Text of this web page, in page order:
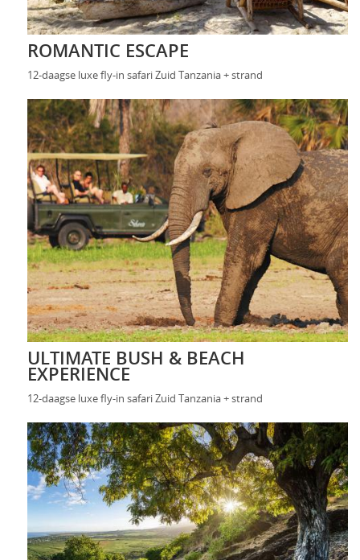
ROMANTIC ESCAPE
12-daagse luxe fly-in safari Zuid Tanzania + strand
ULTIMATE BUSH & BEACH
EXPERIENCE
12-daagse luxe fly-in safari Zuid Tanzania + strand